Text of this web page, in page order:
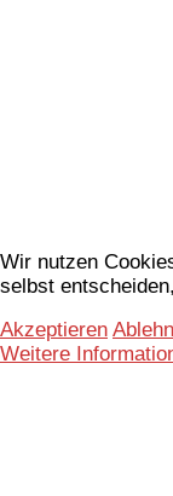
Wir nutzen
selbst
Akzeptieren
Weitere